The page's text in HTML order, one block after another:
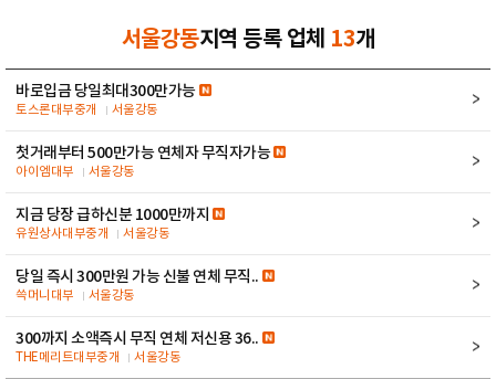
서울강동지역 등록 업체 13개
바로입금 당일최대300만가능
토스론대부중개 서울강동
첫거래부터 500만가능 연체자 무직자가능
아이엠대부 서울강동
지금 당장 급하신분 1000만까지
유원상사대부중개 서울강동
당일 즉시 300만원 가능 신불 연체 무직..
쓱머니대부 서울강동
300까지 소액즉시 무직 연체 저신용 36..
THE메리트대부중개 서울강동